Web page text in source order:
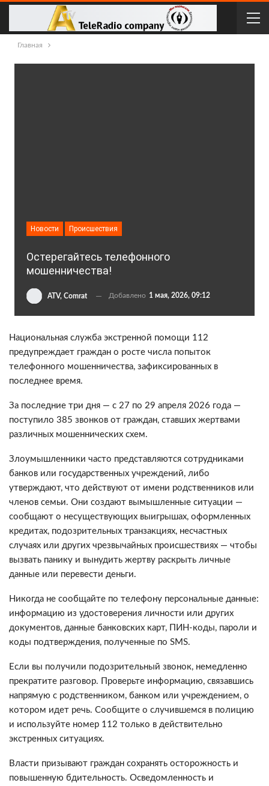
Главная
Новости Происшествия
Остерегайтесь телефонного
мошенничества!
ATV, Comrat Добавлено 1 мая, 2026, 09:12
Национальная служба экстренной помощи 112
предупреждает граждан о росте числа попыток
телефонного мошенничества, зафиксированных в
последнее время.
За последние три дня — с 27 по 29 апреля 2026 года —
поступило 385 звонков от граждан, ставших жертвами
различных мошеннических схем.
Злоумышленники часто представляются сотрудниками
банков или государственных учреждений, либо
утверждают, что действуют от имени родственников или
членов семьи. Они создают вымышленные ситуации —
сообщают о несуществующих выигрышах, оформленных
кредитах, подозрительных транзакциях, несчастных
случаях или других чрезвычайных происшествиях — чтобы
вызвать панику и вынудить жертву раскрыть личные
данные или перевести деньги.
Никогда не сообщайте по телефону персональные данные:
информацию из удостоверения личности или других
документов, данные банковских карт, ПИН-коды, пароли и
коды подтверждения, полученные по SMS.
Если вы получили подозрительный звонок, немедленно
прекратите разговор. Проверьте информацию, связавшись
напрямую с родственником, банком или учреждением, о
котором идет речь. Сообщите о случившемся в полицию
и используйте номер 112 только в действительно
экстренных ситуациях.
Власти призывают граждан сохранять осторожность и
повышенную бдительность. Осведомленность и